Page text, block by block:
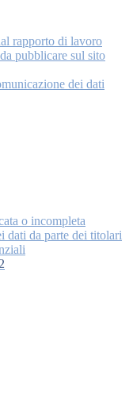
rapporto di lavoro
pubblicare sul sito
dei dati
o incompleta
dati da parte dei titolari
2